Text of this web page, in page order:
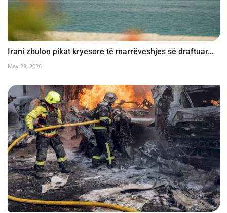
Irani zbulon pikat kryesore të marrëveshjes së draftuar...
May 28, 2026